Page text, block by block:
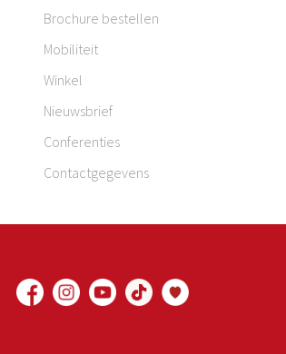
Brochure bestellen
Mobiliteit
Winkel
Nieuwsbrief
Conferenties
Contactgegevens